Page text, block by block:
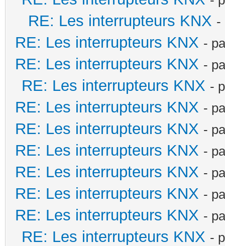
RE: Les interrupteurs KNX -
RE: Les interrupteurs KNX -
RE: Les interrupteurs KNX -
RE: Les interrupteurs KNX -
RE: Les interrupteurs KNX -
RE: Les interrupteurs KNX -
RE: Les interrupteurs KNX -
RE: Les interrupteurs KNX -
RE: Les interrupteurs KNX -
RE: Les interrupteurs KNX -
RE: Les interrupteurs KNX -